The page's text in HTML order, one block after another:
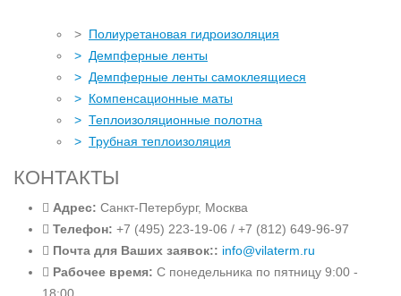
> Полиуретановая гидроизоляция
> Демпферные ленты
> Демпферные ленты самоклеящиеся
> Компенсационные маты
> Теплоизоляционные полотна
> Трубная теплоизоляция
КОНТАКТЫ
Адрес: Санкт-Петербург, Москва
Телефон: +7 (495) 223-19-06 / +7 (812) 649-96-97
Почта для Ваших заявок:: info@vilaterm.ru
Рабочее время: С понедельника по пятницу 9:00 -
18:00